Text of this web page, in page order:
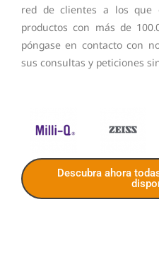
red de clientes a los que
productos con más de
póngase en contacto con
sus consultas y peticiones
Descubra ahora